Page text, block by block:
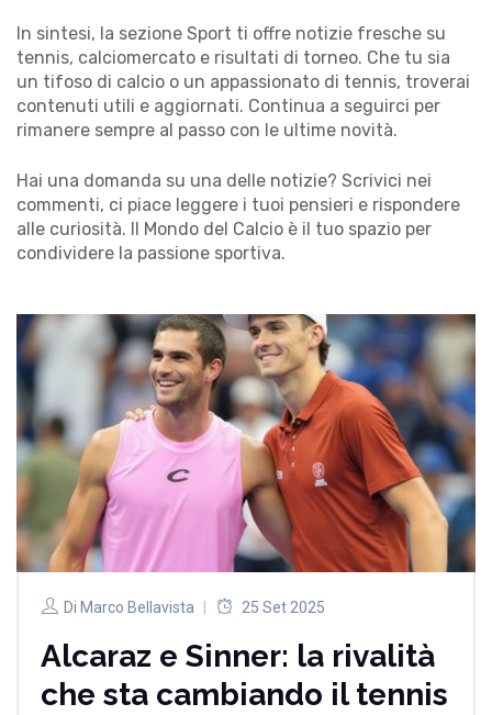
In sintesi, la sezione Sport ti offre notizie fresche su
tennis, calciomercato e risultati di torneo. Che tu sia
un tifoso di calcio o un appassionato di tennis, troverai
contenuti utili e aggiornati. Continua a seguirci per
rimanere sempre al passo con le ultime novità.
Hai una domanda su una delle notizie? Scrivici nei
commenti, ci piace leggere i tuoi pensieri e rispondere
alle curiosità. Il Mondo del Calcio è il tuo spazio per
condividere la passione sportiva.
Di Marco Bellavista 25 Set 2025
Alcaraz e Sinner: la rivalità
che sta cambiando il tennis